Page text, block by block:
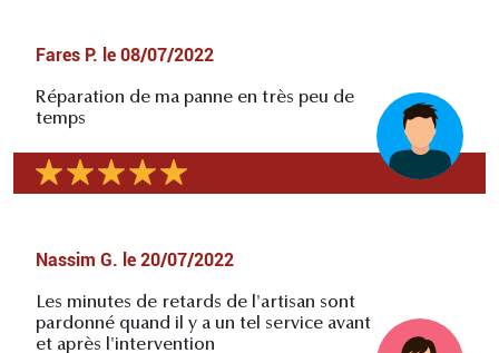
Fares P. le 08/07/2022
Réparation de ma panne en très peu de
temps
Nassim G. le 20/07/2022
Les minutes de retards de l'artisan sont
pardonné quand il y a un tel service avant
et après l'intervention